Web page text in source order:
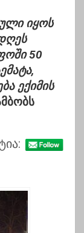
იყოს
50
ექიმის